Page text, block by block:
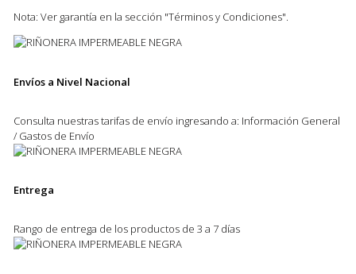
Nota: Ver garantía en la sección "Términos y Condiciones".
Envíos a Nivel Nacional
Consulta nuestras tarifas de envío ingresando a: Información General
/ Gastos de Envío
Entrega
Rango de entrega de los productos de 3 a 7 días